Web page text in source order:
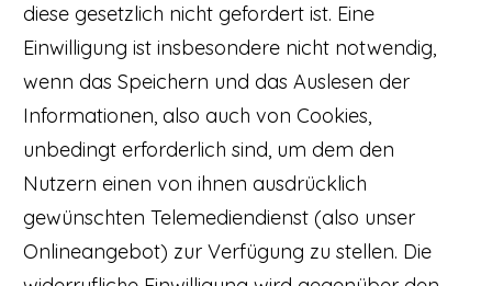
diese gesetzlich nicht gefordert ist. Eine
Einwilligung ist insbesondere nicht notwendig,
wenn das Speichern und das Auslesen der
Informationen, also auch von Cookies,
unbedingt erforderlich sind, um dem den
Nutzern einen von ihnen ausdrücklich
gewünschten Telemediendienst (also unser
Onlineangebot) zur Verfügung zu stellen. Die